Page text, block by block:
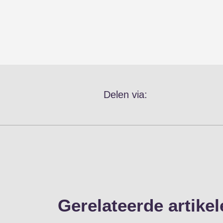
Delen via:
Gerelateerde